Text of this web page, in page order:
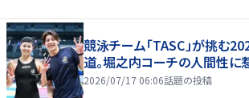
競泳チーム「TASC」が挑む
道。堀之内コーチの人間性に
2026/07/17 06:06話題の投稿